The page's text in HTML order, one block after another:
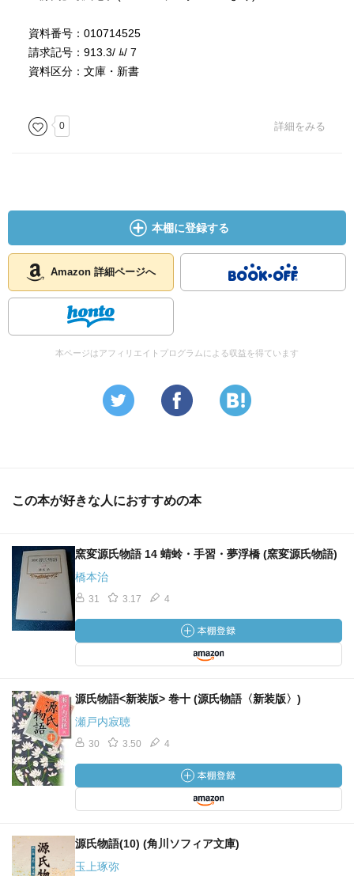
資料番号：010714525
請求記号：913.3/ ﾑ/ 7
資料区分：文庫・新書
0 詳細をみる
本棚に登録する
Amazon 詳細ページへ
本ページはアフィリエイトプログラムによる収益を得ています
この本が好きな人におすすめの本
窯変源氏物語 14 蜻蛉・手習・夢浮橋 (窯変源氏物語)
橋本治
31 3.17 4
源氏物語<新装版> 巻十 (源氏物語〈新装版〉)
瀬戸内寂聴
30 3.50 4
源氏物語(10) (角川ソフィア文庫)
玉上琢弥